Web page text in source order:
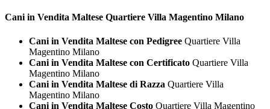
Cani in Vendita Maltese Quartiere Villa Magentino Milano
Cani in Vendita Maltese con Pedigree Quartiere Villa
Magentino Milano
Cani in Vendita Maltese con Certificato Quartiere Villa
Magentino Milano
Cani in Vendita Maltese di Razza Quartiere Villa
Magentino Milano
Cani in Vendita Maltese Costo Quartiere Villa Magentino